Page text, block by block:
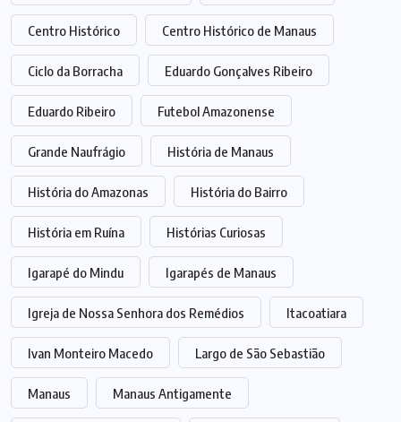
Centro Histórico Centro Histórico de Manaus
Ciclo da Borracha Eduardo Gonçalves Ribeiro
Eduardo Ribeiro Futebol Amazonense
Grande Naufrágio História de Manaus
História do Amazonas História do Bairro
História em Ruína Histórias Curiosas
Igarapé do Mindu Igarapés de Manaus
Igreja de Nossa Senhora dos Remédios Itacoatiara
Ivan Monteiro Macedo Largo de São Sebastião
Manaus Manaus Antigamente